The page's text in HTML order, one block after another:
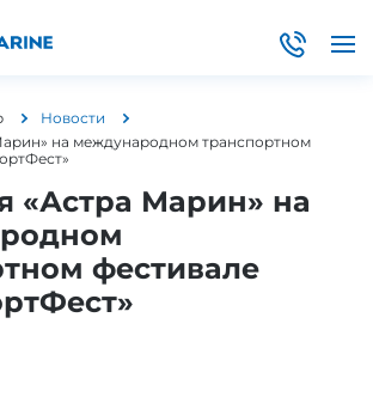
Новости
на международном транспортном
«Астра Марин» на
фестивале